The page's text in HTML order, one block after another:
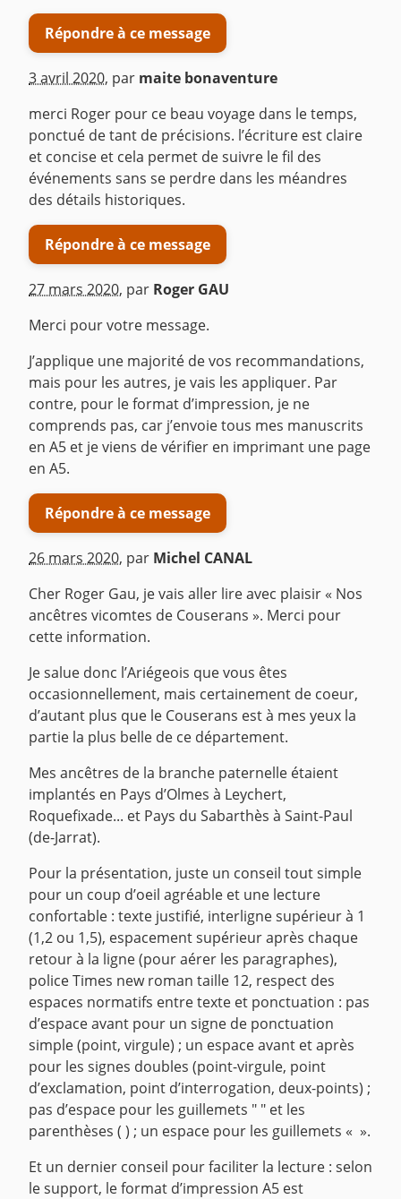
Répondre à ce message
3 avril 2020, par maite bonaventure
merci Roger pour ce beau voyage dans le temps,
ponctué de tant de précisions. l’écriture est claire
et concise et cela permet de suivre le fil des
événements sans se perdre dans les méandres
des détails historiques.
Répondre à ce message
27 mars 2020, par Roger GAU
Merci pour votre message.
J’applique une majorité de vos recommandations,
mais pour les autres, je vais les appliquer. Par
contre, pour le format d’impression, je ne
comprends pas, car j’envoie tous mes manuscrits
en A5 et je viens de vérifier en imprimant une page
en A5.
Répondre à ce message
26 mars 2020, par Michel CANAL
Cher Roger Gau, je vais aller lire avec plaisir « Nos
ancêtres vicomtes de Couserans ». Merci pour
cette information.
Je salue donc l’Ariégeois que vous êtes
occasionnellement, mais certainement de coeur,
d’autant plus que le Couserans est à mes yeux la
partie la plus belle de ce département.
Mes ancêtres de la branche paternelle étaient
implantés en Pays d’Olmes à Leychert,
Roquefixade... et Pays du Sabarthès à Saint-Paul
(de-Jarrat).
Pour la présentation, juste un conseil tout simple
pour un coup d’oeil agréable et une lecture
confortable : texte justifié, interligne supérieur à 1
(1,2 ou 1,5), espacement supérieur après chaque
retour à la ligne (pour aérer les paragraphes),
police Times new roman taille 12, respect des
espaces normatifs entre texte et ponctuation : pas
d’espace avant pour un signe de ponctuation
simple (point, virgule) ; un espace avant et après
pour les signes doubles (point-virgule, point
d’exclamation, point d’interrogation, deux-points) ;
pas d’espace pour les guillemets " " et les
parenthèses ( ) ; un espace pour les guillemets « ».
Et un dernier conseil pour faciliter la lecture : selon
le support, le format d’impression A5 est